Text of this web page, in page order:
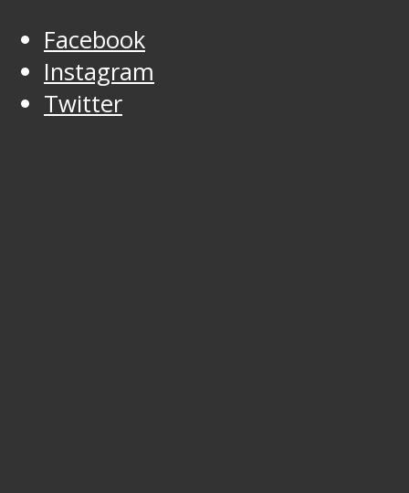
Facebook
Instagram
Twitter